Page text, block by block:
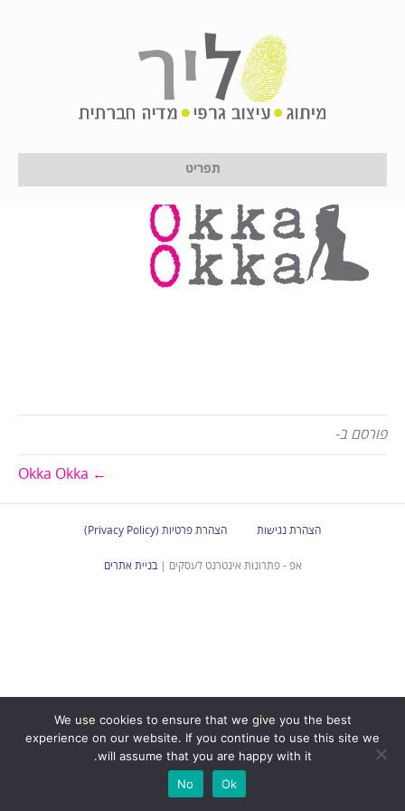
תפריט
12 בינואר 2017
פורסם ב-
← Okka Okka
הצהרת נגישות הצהרת פרטיות (Privacy Policy)
אפ - פתרונות אינטרנט לעסקים |בניית אתרים
We use cookies to ensure that we give you the best
experience on our website. If you continue to use this site we
will assume that you are happy with it.
Ok
No